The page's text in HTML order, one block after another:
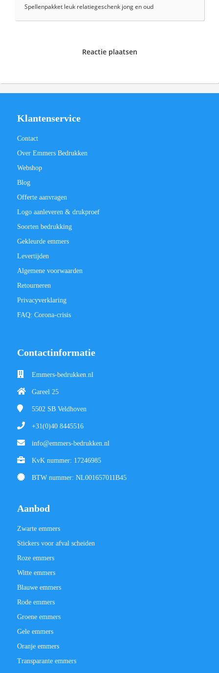
Spellenpakket leuk relatiegeschenk jong en oud
Reactie plaatsen
Klantenservice
Contact
Over Emmers Bedrukken
Webshop
Blog
Offerte aanvragen
Logo aanleveren & drukproef
Soorten bedrukking
Gekleurde emmers
Levertijden
Algemene voorwaarden
Retourneren
Privacyverklaring
FAQ: Corona-crisis
Contactinformatie
Emmers-bedrukken.nl
Gareel 25
5502 SB Veldhoven
+31(0)40 8445516
info@emmers-bedrukken.nl
KvK nummer: 17246985
BTW nummer: NL001657011B45
Aanbod
Zwarte emmers
Stickers voor afval scheiden
Roze emmers
Witte emmers
Blauwe emmers
Rode emmers
Groene emmers
Gele emmers
Oranje emmers
Transparante emmers